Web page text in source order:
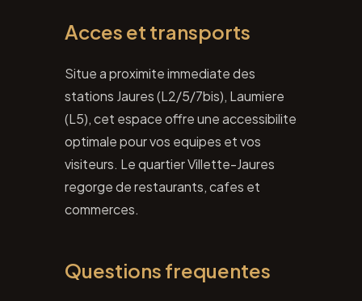
Acces et transports
Situe a proximite immediate des
stations Jaures (L2/5/7bis), Laumiere
(L5), cet espace offre une accessibilite
optimale pour vos equipes et vos
visiteurs. Le quartier Villette-Jaures
regorge de restaurants, cafes et
commerces.
Questions frequentes